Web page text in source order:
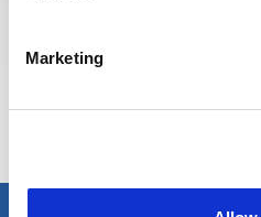
Marketing
Responsable